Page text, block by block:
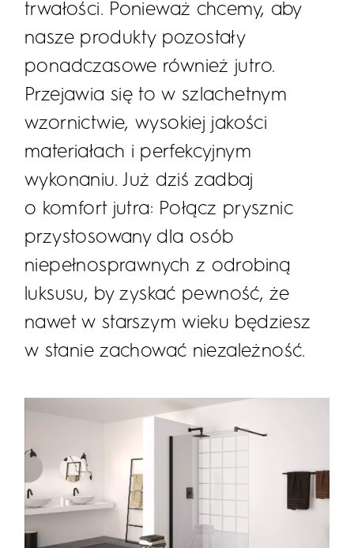
trwałości. Ponieważ chcemy, aby
nasze produkty pozostały
ponadczasowe również jutro.
Przejawia się to w szlachetnym
wzornictwie, wysokiej jakości
materiałach i perfekcyjnym
wykonaniu. Już dziś zadbaj
o komfort jutra: Połącz prysznic
przystosowany dla osób
niepełnosprawnych z odrobiną
luksusu, by zyskać pewność, że
nawet w starszym wieku będziesz
w stanie zachować niezależność.